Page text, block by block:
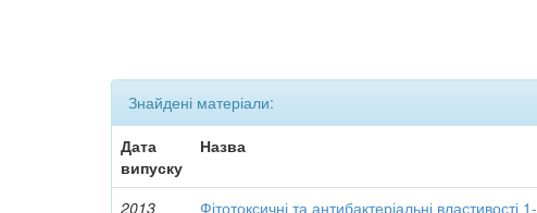
Знайдені матеріали:
Дата
випуску
Назва
2013 Фітотоксичні та антибактеріальні властивості 1-